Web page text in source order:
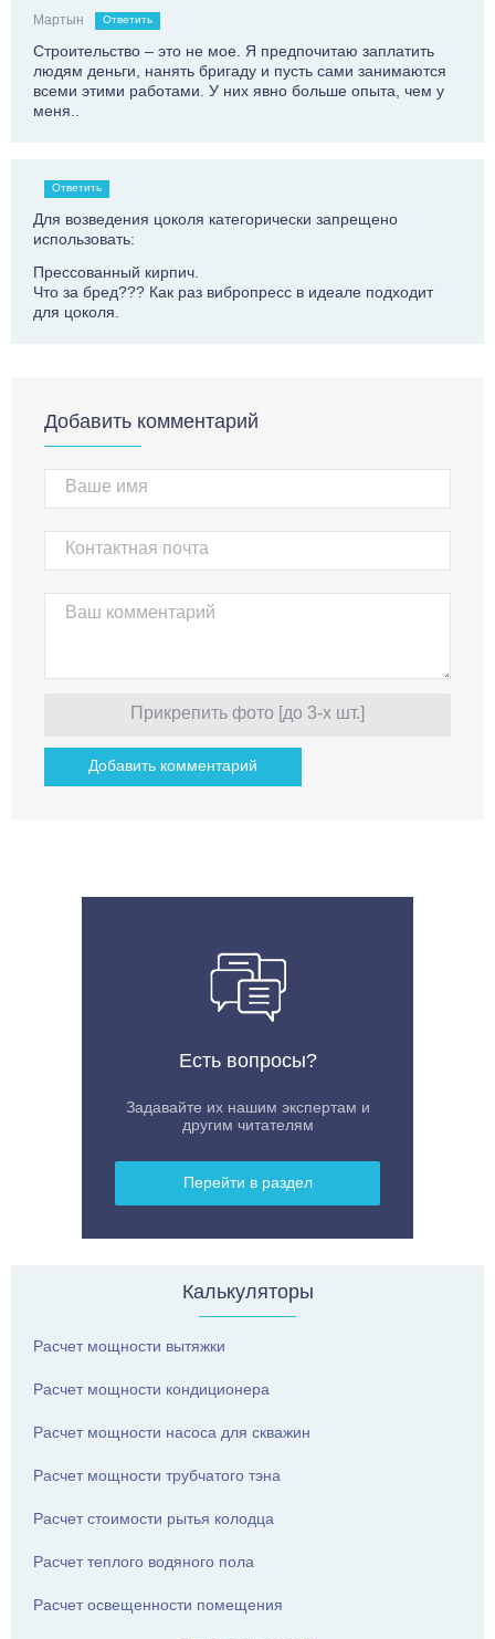
Мартын Ответить
Строительство – это не мое. Я предпочитаю заплатить
людям деньги, нанять бригаду и пусть сами занимаются
всеми этими работами. У них явно больше опыта, чем у
меня..
Ответить
Для возведения цоколя категорически запрещено
использовать:
Прессованный кирпич.
Что за бред??? Как раз вибропресс в идеале подходит
для цоколя.
Добавить комментарий
Прикрепить фото [до 3-х шт.]
Есть вопросы?
Задавайте их нашим экспертам и
другим читателям
Перейти в раздел
Калькуляторы
Расчет мощности вытяжки
Расчет мощности кондиционера
Расчет мощности насоса для скважин
Расчет мощности трубчатого тэна
Расчет стоимости рытья колодца
Расчет теплого водяного пола
Расчет освещенности помещения